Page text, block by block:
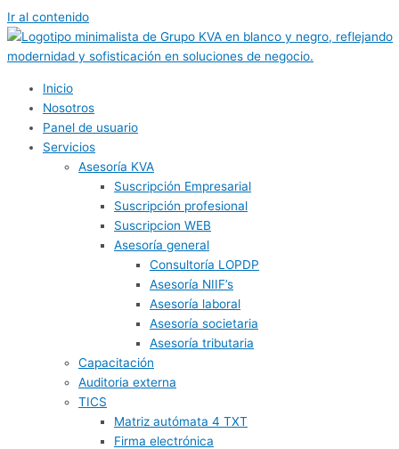
Ir al contenido
Inicio
Nosotros
Panel de usuario
Servicios
Asesoría KVA
Suscripción Empresarial
Suscripción profesional
Suscripcion WEB
Asesoría general
Consultoría LOPDP
Asesoría NIIF’s
Asesoría laboral
Asesoría societaria
Asesoría tributaria
Capacitación
Auditoria externa
TICS
Matriz autómata 4 TXT
Firma electrónica